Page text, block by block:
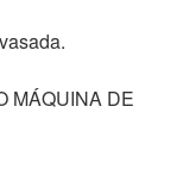
MÁQUINA DE